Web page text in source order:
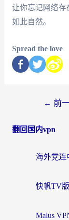
让你忘记网络
如此自然。
Spread the love
← 前
翻回国内vpn